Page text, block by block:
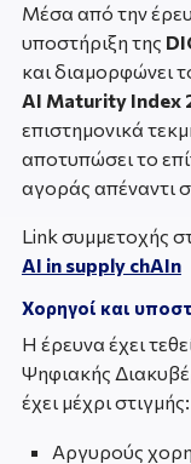
Μέσα από την
υποστήριξη της
και διαμορφώνει
AI Maturity Index
επιστημονικά
αποτυπώσει το
αγοράς απέναντι
Link συμμετοχής
AI in supply chAIn
Χορηγοί και
Η έρευνα έχει
Ψηφιακής
έχει μέχρι στιγμής:
Αργυρούς